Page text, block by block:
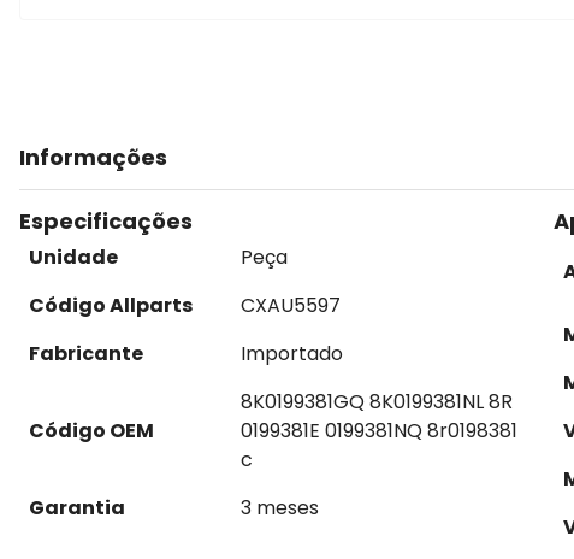
Informações
Especificações
Unidade
Peça
Código Allparts
CXAU5597
Fabricante
Importado
Código OEM
8K0199381GQ 8K0199381NL 8R
0199381E 0199381NQ 8r0198381
c
Garantia
3 meses